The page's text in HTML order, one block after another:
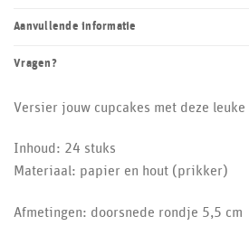
Aanvullende informatie
Vragen?
Versier jouw cupcakes met deze
Inhoud: 24 stuks
Materiaal: papier en hout (prikker)
Afmetingen: doorsnede rondje 5,5 cm